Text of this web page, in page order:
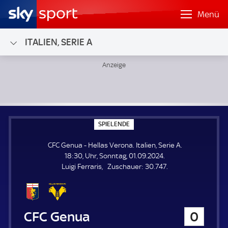
Menü
ITALIEN, SERIE A
SPIELENDE
P
E
L
E
N
CFC Genua - Hellas Verona. Italien, Serie A.
18:30, Uhr, Sonntag, 01.09.2024.
Luigi Ferraris
Zuschauer: Z
30.747.
CFC Genua
0